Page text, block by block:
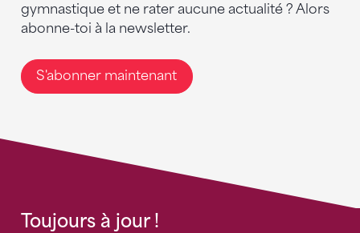
gymnastique et ne rater aucune actualité ? Alors
abonne-toi à la newsletter.
S'abonner maintenant
Toujours à jour !